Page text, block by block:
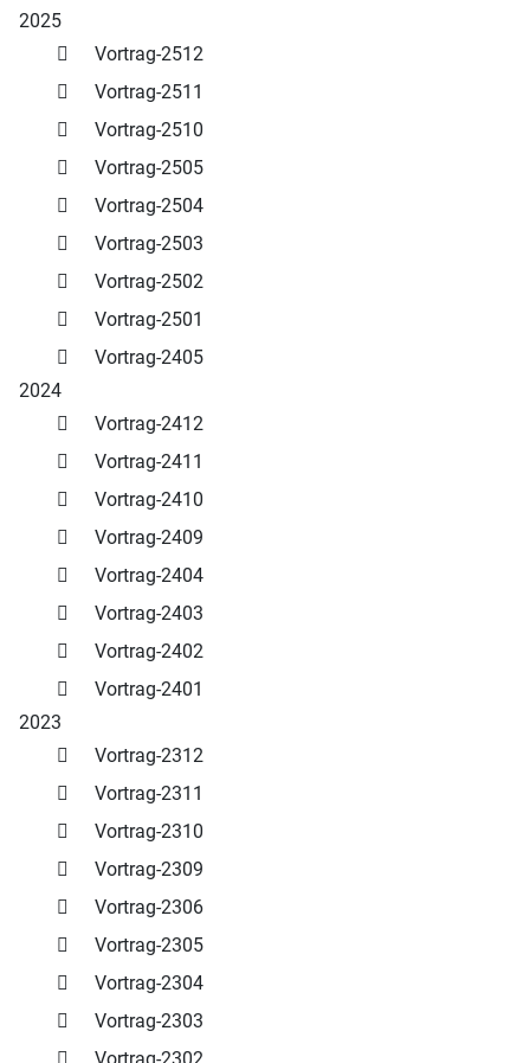
2025
Vortrag-2512
Vortrag-2511
Vortrag-2510
Vortrag-2505
Vortrag-2504
Vortrag-2503
Vortrag-2502
Vortrag-2501
Vortrag-2405
2024
Vortrag-2412
Vortrag-2411
Vortrag-2410
Vortrag-2409
Vortrag-2404
Vortrag-2403
Vortrag-2402
Vortrag-2401
2023
Vortrag-2312
Vortrag-2311
Vortrag-2310
Vortrag-2309
Vortrag-2306
Vortrag-2305
Vortrag-2304
Vortrag-2303